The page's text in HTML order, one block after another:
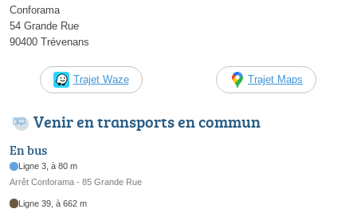
Conforama
54 Grande Rue
90400 Trévenans
Trajet Waze Trajet Maps
Venir en transports en commun
En bus
Ligne 3, à 80 m
Arrêt Conforama - 85 Grande Rue
Ligne 39, à 662 m